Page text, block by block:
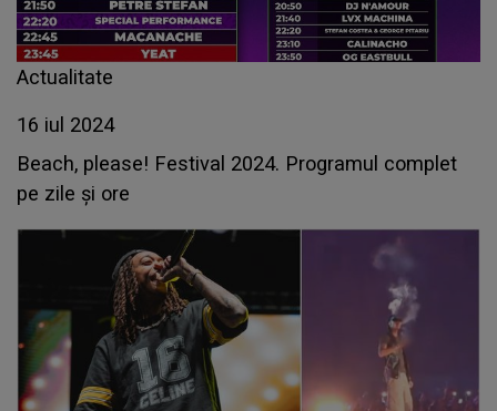
Actualitate
16 iul 2024
Beach, please! Festival 2024. Programul complet
pe zile și ore